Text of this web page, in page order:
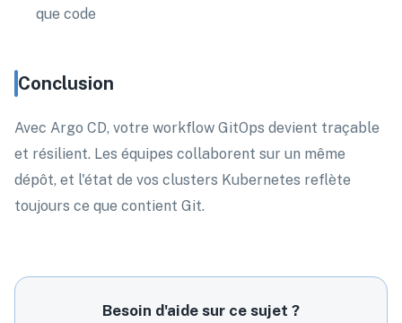
que code
Conclusion
Avec Argo CD, votre workflow GitOps devient traçable
et résilient. Les équipes collaborent sur un même
dépôt, et l'état de vos clusters Kubernetes reflète
toujours ce que contient Git.
Besoin d'aide sur ce sujet ?